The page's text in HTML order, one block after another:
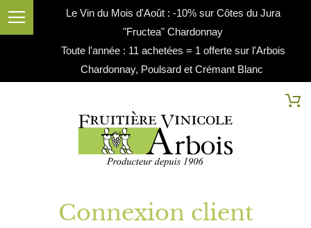
Le Vin du Mois d'Août : -10% sur Côtes du Jura
"Fructea" Chardonnay
Toute l'année : 11 achetées = 1 offerte sur l'Arbois
Chardonnay, Poulsard et Crémant Blanc
Connexion client